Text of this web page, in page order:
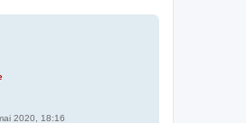
2020, 18:16